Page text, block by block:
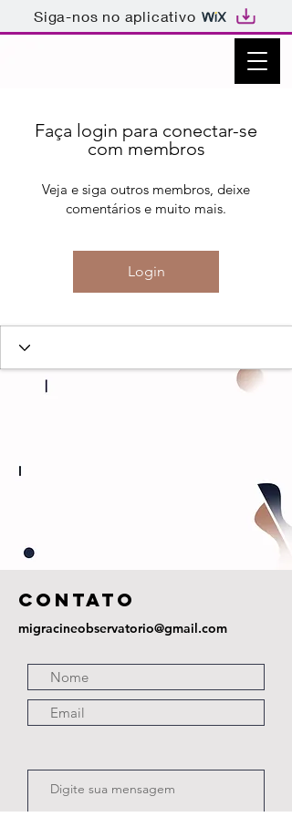
Siga-nos no aplicativo
Faça login para conectar-se
com membros
Veja e siga outros membros, deixe
comentários e muito mais.
Login
COntato
migracineobservatorio@gmail.com